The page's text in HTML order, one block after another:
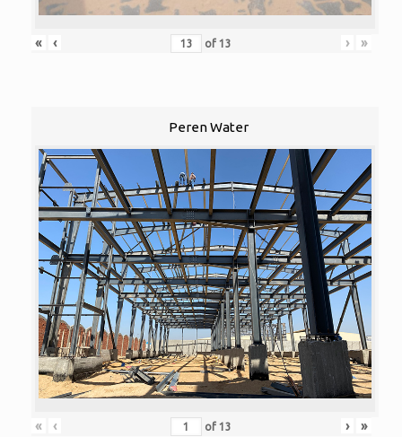
« ‹ of 13 › »
Peren Water
« ‹ of 13 › »